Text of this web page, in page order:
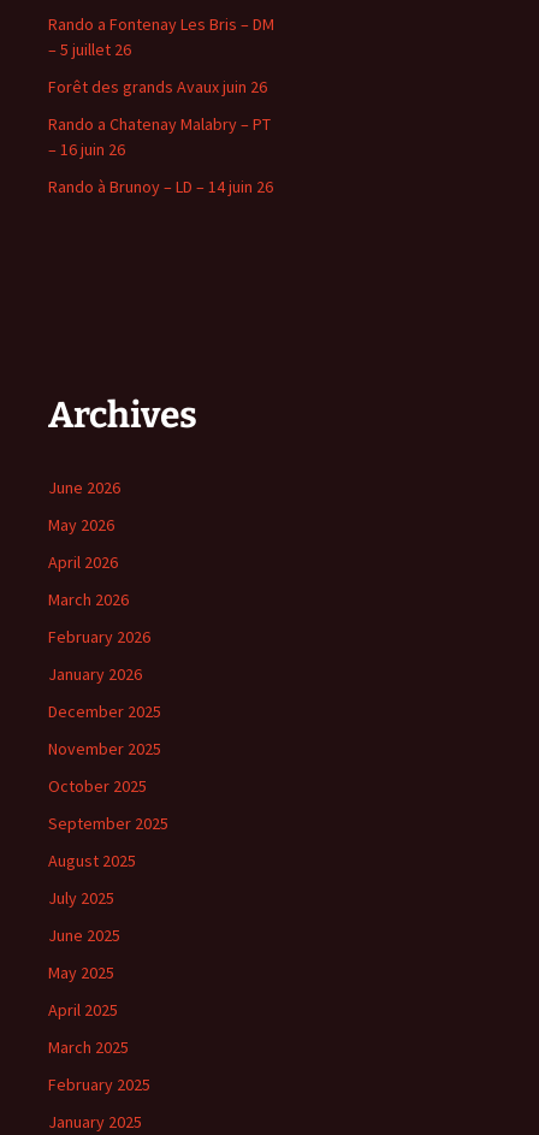
Rando a Fontenay Les Bris – DM
– 5 juillet 26
Forêt des grands Avaux juin 26
Rando a Chatenay Malabry – PT
– 16 juin 26
Rando à Brunoy – LD – 14 juin 26
Archives
June 2026
May 2026
April 2026
March 2026
February 2026
January 2026
December 2025
November 2025
October 2025
September 2025
August 2025
July 2025
June 2025
May 2025
April 2025
March 2025
February 2025
January 2025